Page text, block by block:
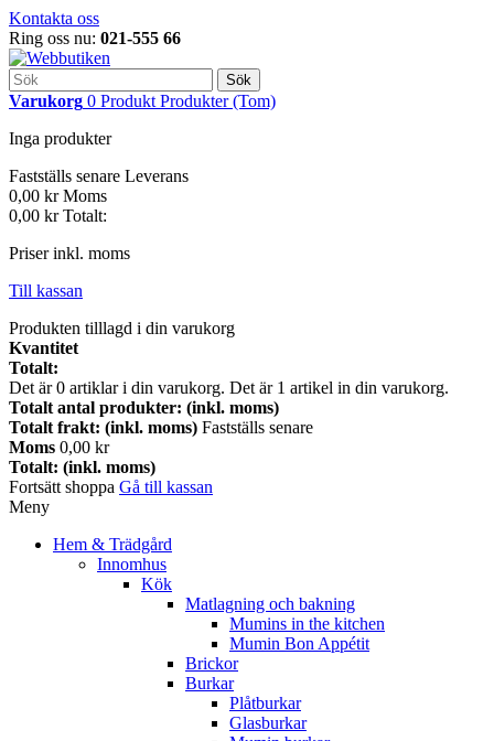
Kontakta oss
Ring oss nu: 021-555 66
Sök
Varukorg 0 Produkt Produkter (Tom)
Inga produkter
Fastställs senare Leverans
0,00 kr Moms
0,00 kr Totalt:
Priser inkl. moms
Till kassan
Produkten tilllagd i din varukorg
Kvantitet
Totalt:
Det är0 artiklar i din varukorg. Det är 1 artikel in din varukorg.
Totalt antal produkter: (inkl. moms)
Totalt frakt: (inkl. moms) Fastställs senare
Moms 0,00 kr
Totalt: (inkl. moms)
Fortsätt shoppa Gå till kassan
Meny
Hem & Trädgård
Innomhus
Kök
Matlagning och bakning
Mumins in the kitchen
Mumin Bon Appétit
Brickor
Burkar
Plåtburkar
Glasburkar